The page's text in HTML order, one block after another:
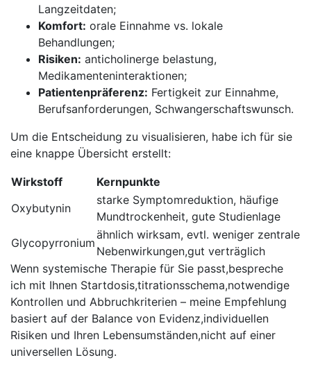
Langzeitdaten;
Komfort: orale Einnahme vs. lokale
‌Behandlungen;
Risiken: anticholinerge belastung,
Medikamenteninteraktionen;
Patientenpräferenz: Fertigkeit zur Einnahme,
Berufsanforderungen, Schwangerschaftswunsch.
Um die Entscheidung zu visualisieren, habe ich für sie‍
eine knappe Übersicht erstellt:
Wirkstoff
Kernpunkte
Oxybutynin
starke Symptomreduktion, häufige
Mundtrockenheit, gute Studienlage
Glycopyrronium
ähnlich wirksam, evtl. weniger zentrale
Nebenwirkungen,gut verträglich
Wenn systemische⁢ Therapie für Sie⁤ passt,bespreche
ich mit Ihnen Startdosis,titrationsschema,notwendige⁤
Kontrollen und Abbruchkriterien – meine Empfehlung
basiert auf der Balance von Evidenz,individuellen
Risiken und Ihren Lebensumständen,nicht auf einer
universellen Lösung.